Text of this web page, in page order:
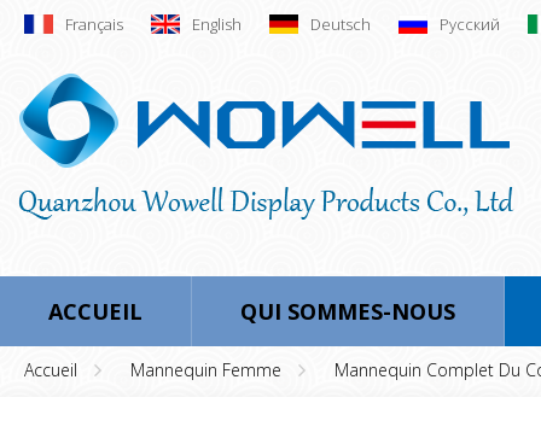
Français English Deutsch Русский
ACCUEIL QUI SOMMES-NOUS
Accueil Mannequin Femme Mannequin Complet Du